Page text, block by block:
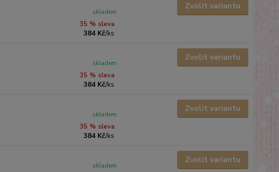
35 % sleva
384 Kč/ks
skladem
Zvolit variantu
35 % sleva
384 Kč/ks
skladem
Zvolit variantu
35 % sleva
384 Kč/ks
skladem
Zvolit variantu
skladem
Zvolit variantu